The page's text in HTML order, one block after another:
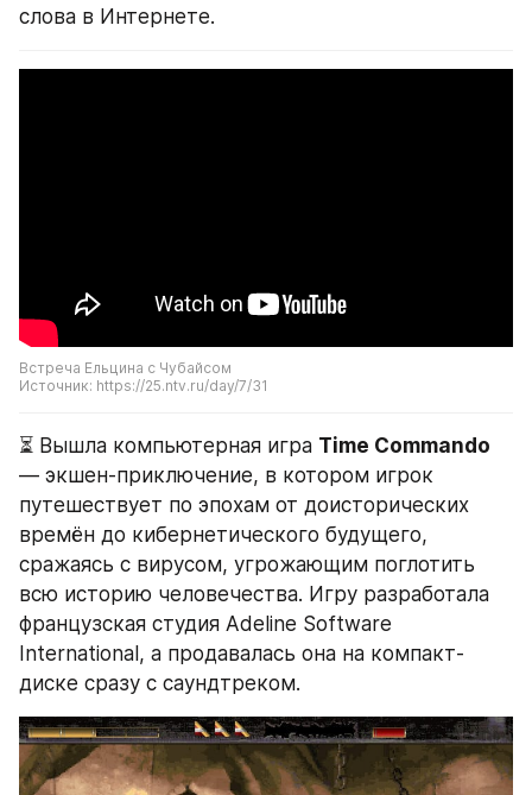
слова в Интернете.
Встреча Ельцина с Чубайсом
Источник: https://25.ntv.ru/day/7/31
⏳ Вышла компьютерная игра Time Commando
— экшен-приключение, в котором игрок
путешествует по эпохам от доисторических
времён до кибернетического будущего,
сражаясь с вирусом, угрожающим поглотить
всю историю человечества. Игру разработала
французская студия Adeline Software
International, а продавалась она на компакт-
диске сразу с саундтреком.